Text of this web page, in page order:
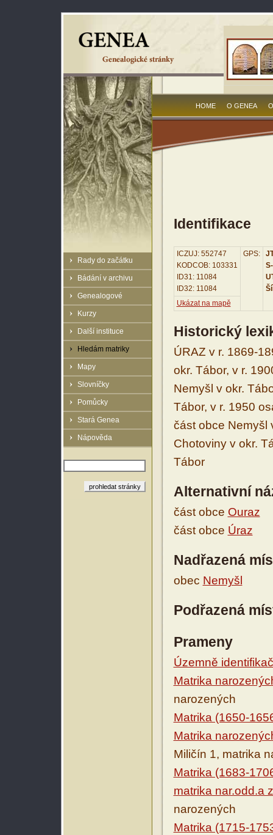
Rady do začátku
Bádání v archivu
Genealogové
Kurzy
Další instituce
Hledám matriky
Mapy
Slovníčky
Pomůcky
Stará Genea
Nápověda
HOME O GENEA
Identifikace
ICZUJ: 552747
KODCOB: 103331
ID31: 11084
ID32: 11084
GPS:
Ukázat na mapě
Historický
ÚRAZ v r. 1869-
okr. Tábor, v r.
Nemyšl v okr.
Tábor, v r. 1950
část obce Nemyšl
Chotoviny v okr.
Tábor
Alternativní
část obce Ouraz
část obce Úraz
Nadřazená
obec Nemyšl
Podřazená
Prameny
Územně
Matrika
narozených
Matrika (1650-
Matrika
Miličín 1, matrika
Matrika (1683-
matrika nar.odd.a
narozených
Matrika (1715-